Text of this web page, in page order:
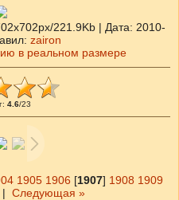
221.9Kb | Дата: 2010-
: zairon
в реальном размере
: 4.6/23
1905 1906 [1907] 1908 1909
| Следующая »